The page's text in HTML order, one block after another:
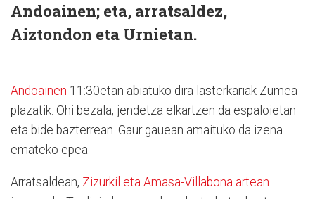
Andoainen; eta, arratsaldez,
Aiztondon eta Urnietan.
Andoainen 11:30etan abiatuko dira lasterkariak Zumea
plazatik. Ohi bezala, jendetza elkartzen da espaloietan
eta bide bazterrean. Gaur gauean amaituko da izena
emateko epea.
Arratsaldean, Zizurkil eta Amasa-Villabona artean